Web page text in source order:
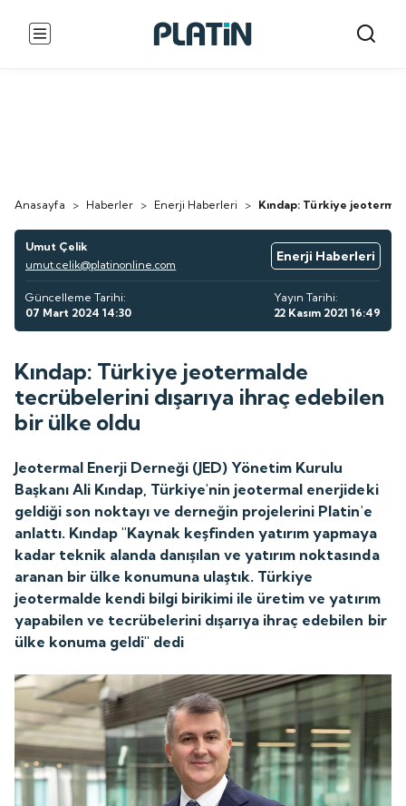
Anasayfa > Haberler > Enerji Haberleri > Kındap: Türkiye
Umut Çelik
umut.celik@platinonline.com
Enerji Haberleri
Güncelleme Tarihi:
07 Mart 2024 14:30
Yayın Tarihi:
22 Kasım 2021 16:49
Kındap: Türkiye jeotermalde
tecrübelerini dışarıya ihraç edebilen
bir ülke oldu
Jeotermal Enerji Derneği (JED) Yönetim Kurulu
Başkanı Ali Kındap, Türkiye'nin jeotermal enerjideki
geldiği son noktayı ve derneğin projelerini Platin'e
anlattı. Kındap "Kaynak keşfinden yatırım yapmaya
kadar teknik alanda danışılan ve yatırım noktasında
aranan bir ülke konumuna ulaştık. Türkiye
jeotermalde kendi bilgi birikimi ile üretim ve yatırım
yapabilen ve tecrübelerini dışarıya ihraç edebilen bir
ülke konuma geldi" dedi